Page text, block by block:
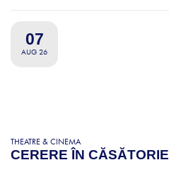
07
AUG 26
THEATRE & CINEMA
CERERE ÎN CĂSĂTORIE